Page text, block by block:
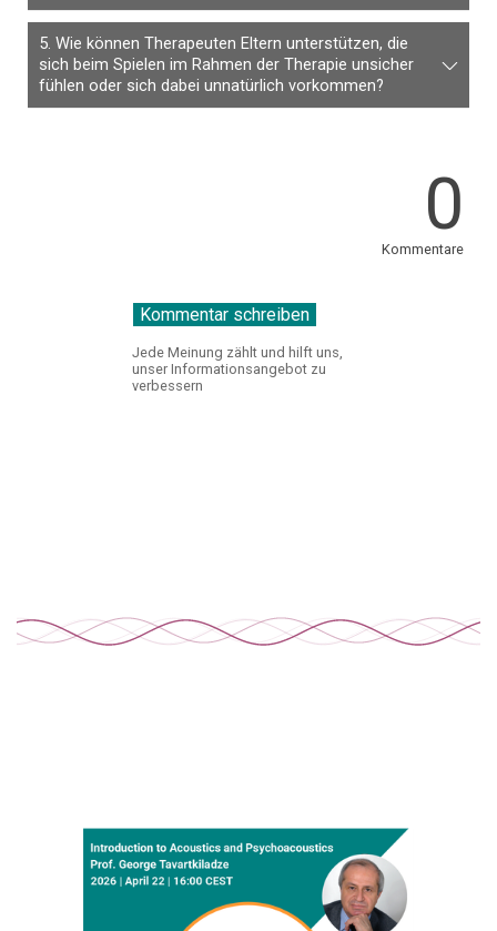
5. Wie können Therapeuten Eltern unterstützen, die
sich beim Spielen im Rahmen der Therapie unsicher
fühlen oder sich dabei unnatürlich vorkommen?
0
Kommentare
Jede Meinung zählt und hilft uns,
unser Informationsangebot zu
verbessern